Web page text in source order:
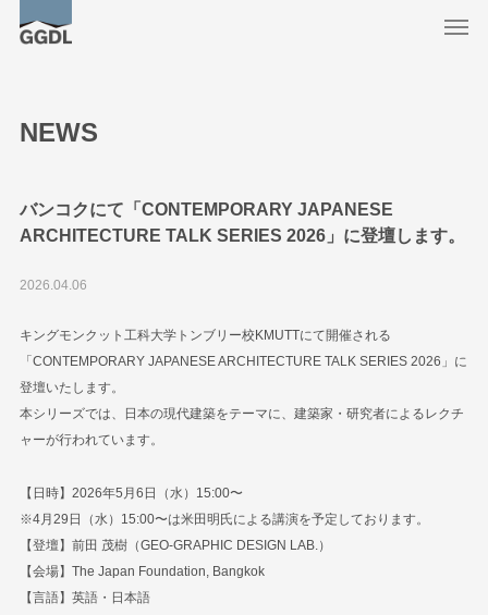
NEWS
バンコクにて「CONTEMPORARY JAPANESE
ARCHITECTURE TALK SERIES 2026」に登壇します。
2026.04.06
キングモンクット工科大学トンブリー校KMUTTにて開催される
「CONTEMPORARY JAPANESE ARCHITECTURE TALK SERIES 2026」に
登壇いたします。
本シリーズでは、日本の現代建築をテーマに、建築家・研究者によるレクチ
ャーが行われています。
【日時】2026年5月6日（水）15:00〜
※4月29日（水）15:00〜は米田明氏による講演を予定しております。
【登壇】前田 茂樹（GEO-GRAPHIC DESIGN LAB.）
【会場】The Japan Foundation, Bangkok
【言語】英語・日本語